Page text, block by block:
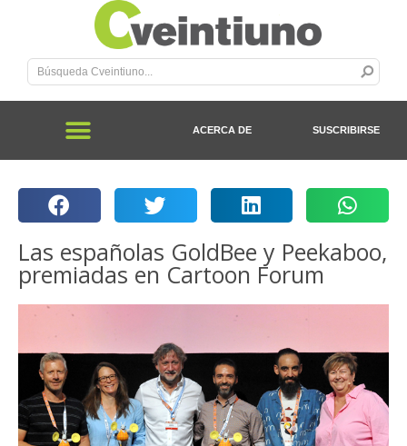
ACERCA DE SUSCRIBIRSE
Las españolas GoldBee y Peekaboo,
premiadas en Cartoon Forum